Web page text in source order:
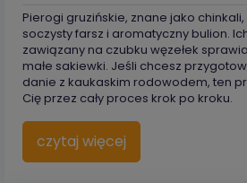
Pierogi gruzińskie, znane jako
soczysty farsz i aromatyczny bulion.
zawiązany na czubku węzełek
małe sakiewki. Jeśli chcesz
danie z kaukaskim rodowodem, ten
Cię przez cały proces krok po kroku.
czytaj więcej